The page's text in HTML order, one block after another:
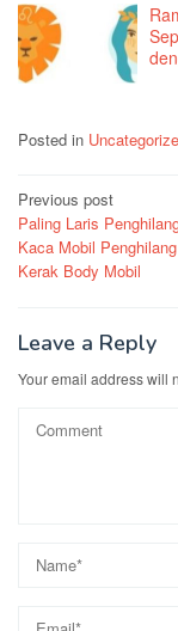
Posted in
Post
navigation
Previous post
Paling Laris
Kaca Mobil
Kerak Body Mobil
Leave a Reply
Your email address will